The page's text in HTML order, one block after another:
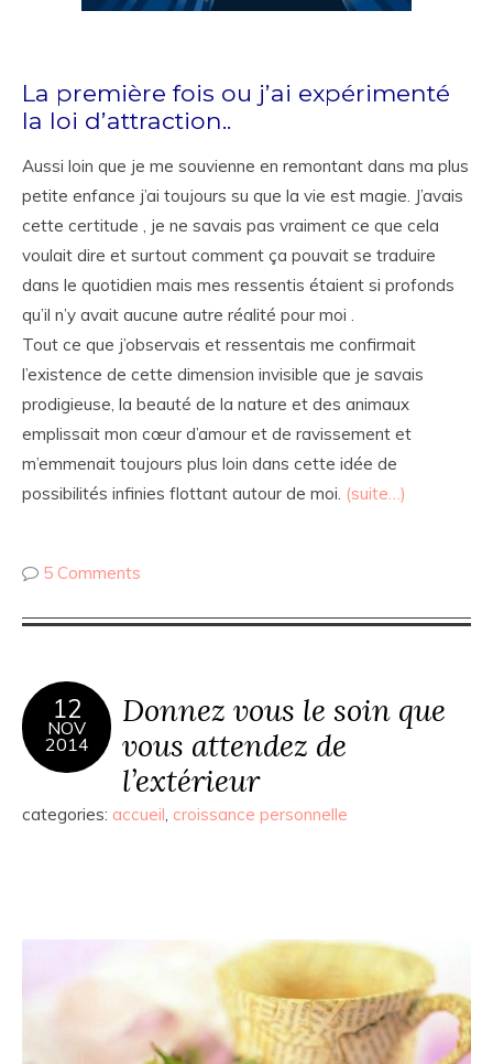
La première fois ou j’ai expérimenté
la loi d’attraction..
Aussi loin que je me souvienne en remontant dans ma plus
petite enfance j’ai toujours su que la vie est magie. J’avais
cette certitude , je ne savais pas vraiment ce que cela
voulait dire et surtout comment ça pouvait se traduire
dans le quotidien mais mes ressentis étaient si profonds
qu’il n’y avait aucune autre réalité pour moi .
Tout ce que j’observais et ressentais me confirmait
l’existence de cette dimension invisible que je savais
prodigieuse, la beauté de la nature et des animaux
emplissait mon cœur d’amour et de ravissement et
m’emmenait toujours plus loin dans cette idée de
possibilités infinies flottant autour de moi. (suite…)
5 Comments
12
NOV
2014
Donnez vous le soin que
vous attendez de
l’extérieur
categories: accueil, croissance personnelle